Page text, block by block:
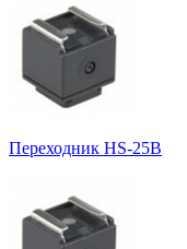
Переходник HS-25B